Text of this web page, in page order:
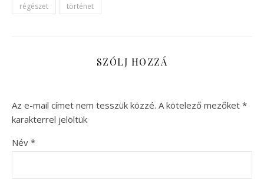
régészet
történet
SZÓLJ HOZZÁ
Az e-mail címet nem tesszük közzé. A kötelező mezőket *
karakterrel jelöltük
Név *